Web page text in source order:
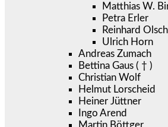
Matthias W.
Petra Erler
Reinhard
Ulrich Horn
Andreas Zumach
Bettina Gaus ( † )
Christian Wolf
Helmut Lorscheid
Heiner Jüttner
Ingo Arend
Martin Böttger